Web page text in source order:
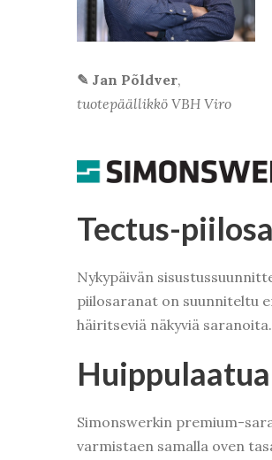
✎ Jan Põldver,
tuotepäällikkö VBH Viro
Tectus-
Nykypäivän
piilosaranat on suunniteltu
häiritseviä näkyviä saranoita.
Simonswerkin premium-
varmistaen samalla oven